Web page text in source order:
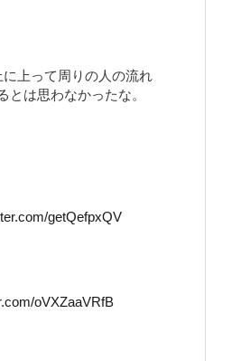
上って周りの人の流れ
は思わなかったな。
getQefpxQV
oVXZaaVRfB